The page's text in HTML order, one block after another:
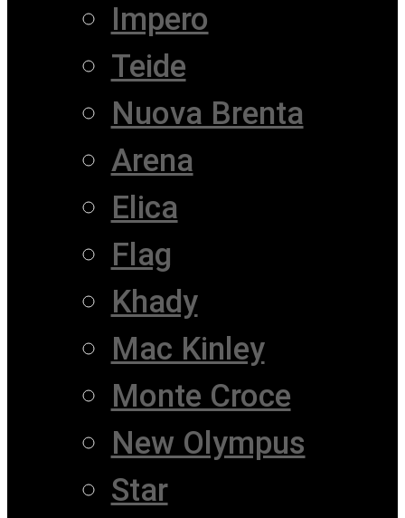
Impero
Teide
Nuova Brenta
Arena
Elica
Flag
Khady
Mac Kinley
Monte Croce
New Olympus
Star